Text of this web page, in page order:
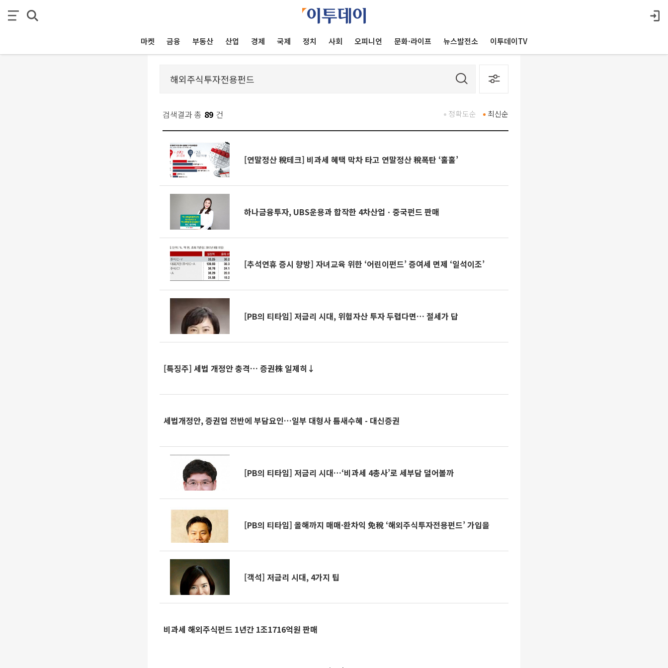
마켓 금융 부동산 산업 경제 국제 정치 사회 오피니언 문화·라이프 뉴스발전소 이투데이TV
검색결과 총 89 건 최신순
정확도순
[연말정산 稅테크] 비과세 혜택 막차 타고 연말정산 稅폭탄 ‘훌훌’
하나금융투자, UBS운용과 합작한 4차산업ㆍ중국펀드 판매
[추석연휴 증시 향방] 자녀교육 위한 ‘어린이펀드’ 증여세 면제 ‘일석이조’
[PB의 티타임] 저금리 시대, 위험자산 투자 두렵다면… 절세가 답
[특징주] 세법 개정안 충격… 증권株 일제히↓
세법개정안, 증권업 전반에 부담요인…일부 대형사 틈새수혜 - 대신증권
[PB의 티타임] 저금리 시대…‘비과세 4총사’로 세부담 덜어볼까
[PB의 티타임] 올해까지 매매·환차익 免稅 ‘해외주식투자전용펀드’ 가입을
[객석] 저금리 시대, 4가지 팁
비과세 해외주식펀드 1년간 1조1716억원 판매